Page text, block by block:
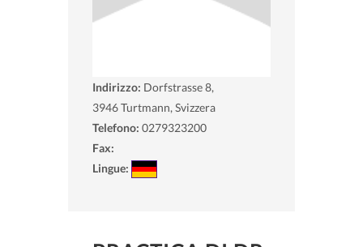
Indirizzo: Dorfstrasse 8,
3946Turtmann, Svizzera
Telefono: 0279323200
Fax:
Lingue: